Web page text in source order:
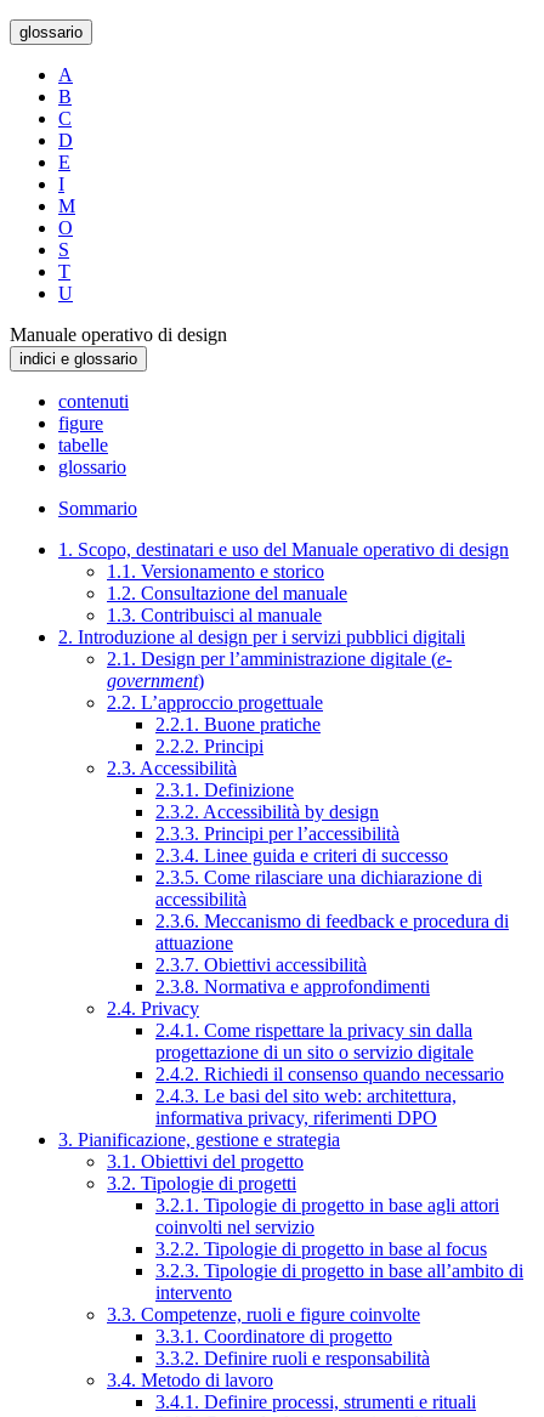
glossario
A
B
C
D
E
I
M
O
S
T
U
Manuale operativo di design
indici e glossario
contenuti
figure
tabelle
glossario
Sommario
1. Scopo, destinatari e uso del Manuale operativo di design
1.1. Versionamento e storico
1.2. Consultazione del manuale
1.3. Contribuisci al manuale
2. Introduzione al design per i servizi pubblici digitali
2.1. Design per l’amministrazione digitale (e-
government)
2.2. L’approccio progettuale
2.2.1. Buone pratiche
2.2.2. Principi
2.3. Accessibilità
2.3.1. Definizione
2.3.2. Accessibilità by design
2.3.3. Principi per l’accessibilità
2.3.4. Linee guida e criteri di successo
2.3.5. Come rilasciare una dichiarazione di
accessibilità
2.3.6. Meccanismo di feedback e procedura di
attuazione
2.3.7. Obiettivi accessibilità
2.3.8. Normativa e approfondimenti
2.4. Privacy
2.4.1. Come rispettare la privacy sin dalla
progettazione di un sito o servizio digitale
2.4.2. Richiedi il consenso quando necessario
2.4.3. Le basi del sito web: architettura,
informativa privacy, riferimenti DPO
3. Pianificazione, gestione e strategia
3.1. Obiettivi del progetto
3.2. Tipologie di progetti
3.2.1. Tipologie di progetto in base agli attori
coinvolti nel servizio
3.2.2. Tipologie di progetto in base al focus
3.2.3. Tipologie di progetto in base all’ambito di
intervento
3.3. Competenze, ruoli e figure coinvolte
3.3.1. Coordinatore di progetto
3.3.2. Definire ruoli e responsabilità
3.4. Metodo di lavoro
3.4.1. Definire processi, strumenti e rituali